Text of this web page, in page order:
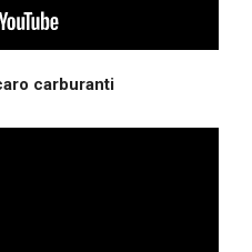
carburanti